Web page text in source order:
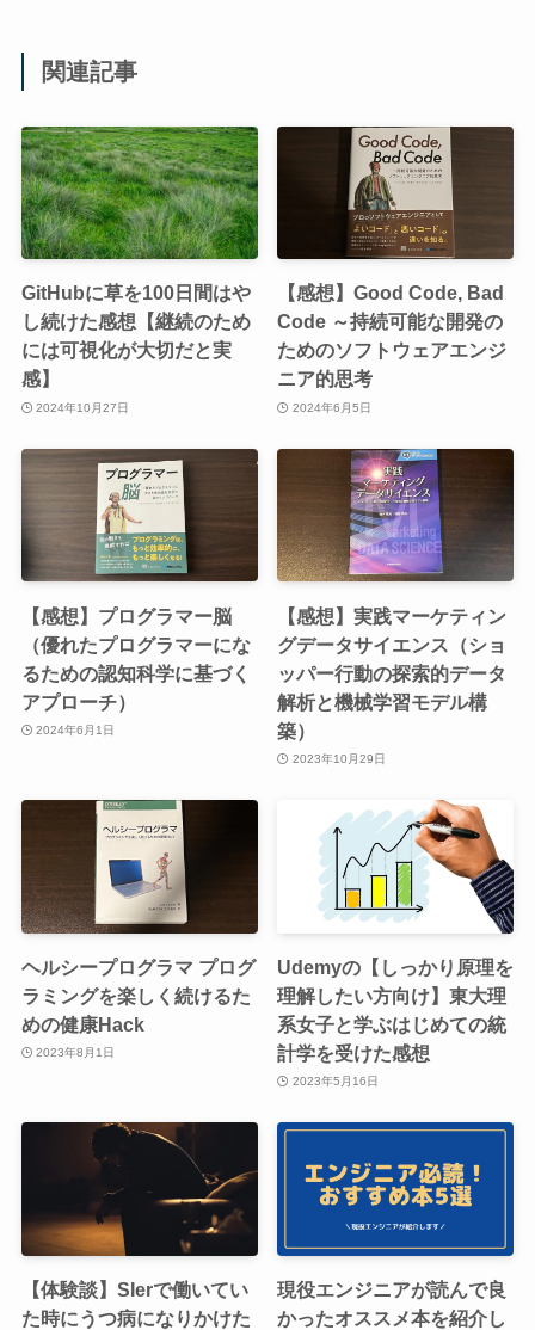
関連記事
GitHubに草を100日間はや
し続けた感想【継続のため
には可視化が大切だと実
感】
2024年10月27日
【感想】Good Code, Bad
Code ～持続可能な開発の
ためのソフトウェアエンジ
ニア的思考
2024年6月5日
【感想】プログラマー脳
（優れたプログラマーにな
るための認知科学に基づく
アプローチ）
2024年6月1日
【感想】実践マーケティン
グデータサイエンス（ショ
ッパー行動の探索的データ
解析と機械学習モデル構
築）
2023年10月29日
ヘルシープログラマ プログ
ラミングを楽しく続けるた
めの健康Hack
2023年8月1日
Udemyの【しっかり原理を
理解したい方向け】東大理
系女子と学ぶはじめての統
計学を受けた感想
2023年5月16日
【体験談】SIerで働いてい
た時にうつ病になりかけた
現役エンジニアが読んで良
かったオススメ本を紹介し